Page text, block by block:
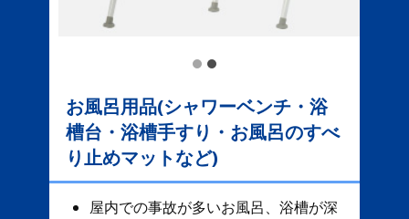
お風呂用品(シャワーベンチ・浴
槽台・浴槽手すり・お風呂のすべ
り止めマットなど)
屋内での事故が多いお風呂、​ 浴槽が深